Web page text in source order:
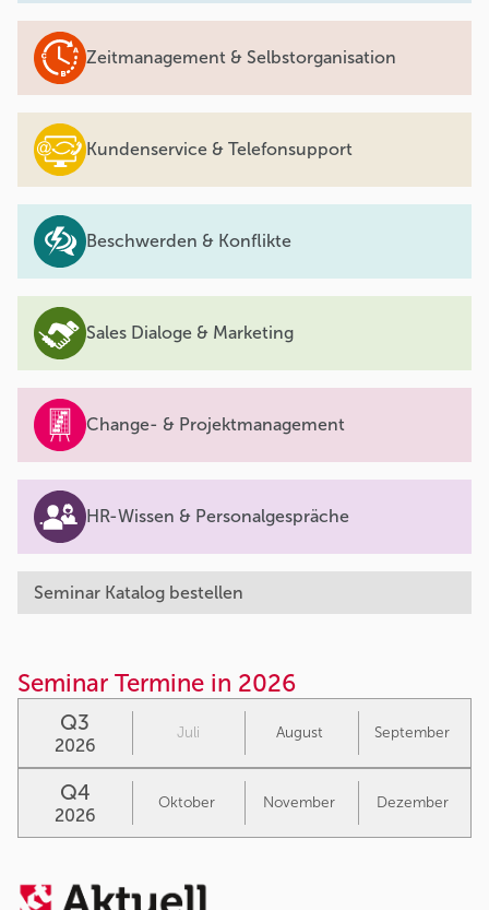
Zeitmanagement & Selbstorganisation
Kundenservice & Telefonsupport
Beschwerden & Konflikte
Sales Dialoge & Marketing
Change- & Projektmanagement
HR-Wissen & Personalgespräche
Seminar Katalog bestellen
Seminar Termine in 2026
Q3
2026
Juli August September
Q4
2026
Oktober November Dezember